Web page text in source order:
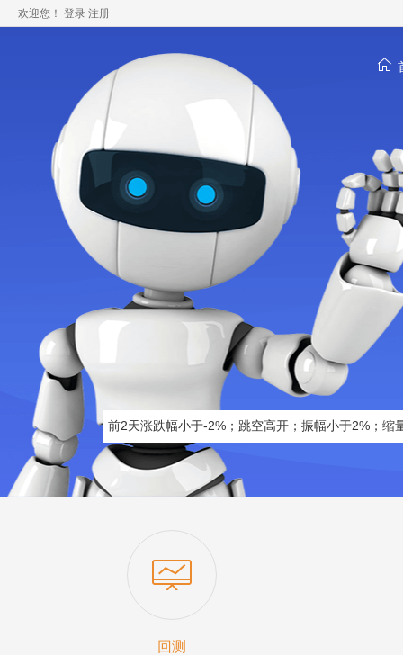
欢迎您！ 登录 注册
回测